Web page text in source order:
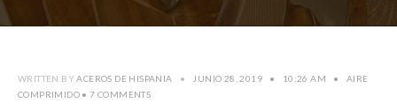
WRITTEN BYACEROS DE HISPANIA • JUNIO 28, 2019 • 10:26 AM •
AIRE
COMPRIMIDO • 7 COMMENTS